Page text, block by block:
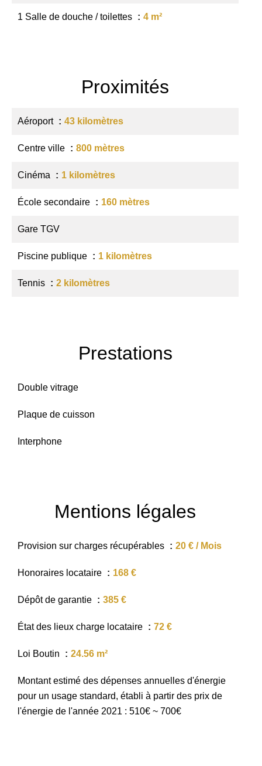
1 Salle de douche / toilettes 4 m²
Proximités
Aéroport 43 kilomètres
Centre ville 800 mètres
Cinéma 1 kilomètres
École secondaire 160 mètres
Gare TGV
Piscine publique 1 kilomètres
Tennis 2 kilomètres
Prestations
Double vitrage
Plaque de cuisson
Interphone
Mentions légales
Provision sur charges récupérables 20 € / Mois
Honoraires locataire 168 €
Dépôt de garantie 385 €
État des lieux charge locataire 72 €
Loi Boutin 24.56 m²
Montant estimé des dépenses annuelles d'énergie
pour un usage standard, établi à partir des prix de
l'énergie de l'année 2021 : 510€ ~ 700€